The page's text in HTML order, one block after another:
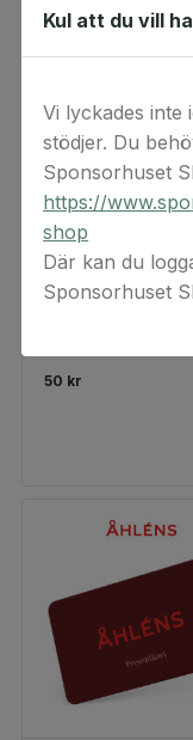
50 kr
Kul att du vill
Vi lyckades inte
stödjer. Du
Sponsorhuset
https://
shop
Där kan du
Sponsorhuset